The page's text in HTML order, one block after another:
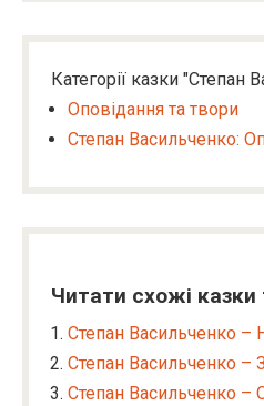
Категорії казки "Степан
Оповідання та твори
Степан Васильченко:
Читати схожі казки
Степан Васильченко –
Степан Васильченко –
Степан Васильченко –